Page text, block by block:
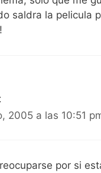
saldra la pelicula
2005 a las 10:51
por si